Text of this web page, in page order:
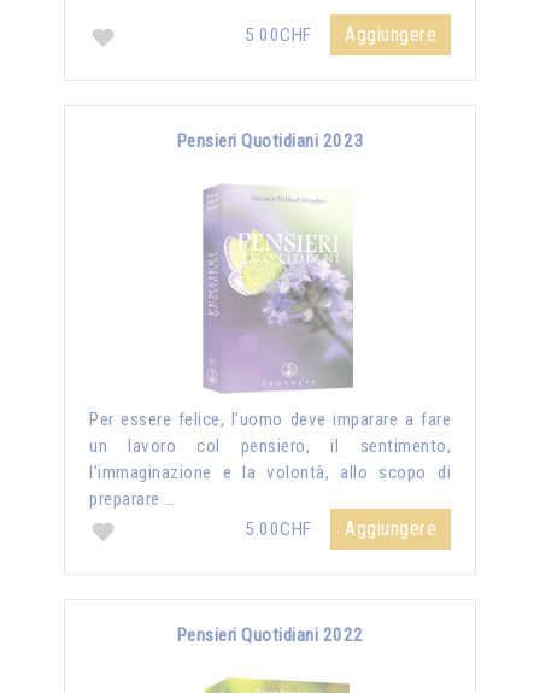
5.00CHF Aggiungere
Pensieri Quotidiani 2023
Per essere felice, l’uomo deve imparare a fare
un lavoro col pensiero, il sentimento,
l’immaginazione e la volontà, allo scopo di
preparare …
5.00CHF
Aggiungere
Pensieri Quotidiani 2022